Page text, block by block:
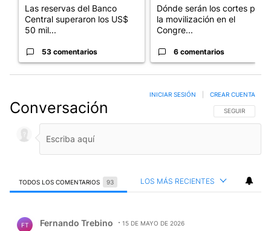
Las reservas del Banco
Central superaron los US$
50 mil...
53 comentarios
Dónde serán los cortes por
la movilización en el
Congre...
6 comentarios
Conversación SIGA ESTA
SEGUIR
INICIAR SESIÓN CREAR CUENTA
TODOS LOS COMENTARIOS 93 LOS MÁS RECIENTES
FT Fernando Trebino 15 DE MAYO DE 2026